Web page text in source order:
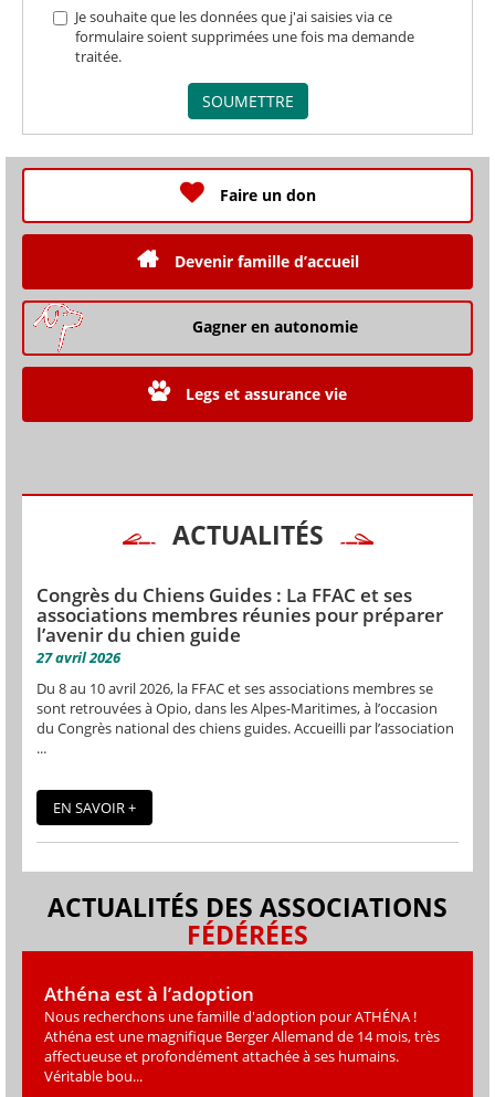
pas
transmettre
mes
tiers.
Je souhaite que les données que j'ai saisies via ce
formulaire soient supprimées une fois ma demande
traitée.
SOUMETTRE
Faire un don
Devenir famille d’accueil
Gagner en autonomie
Legs et assurance vie
ACTUALITÉS
Congrès du Chiens Guides : La FFAC et ses
associations membres réunies pour préparer
l’avenir du chien guide
27 avril 2026
Du 8 au 10 avril 2026, la FFAC et ses associations membres se
sont retrouvées à Opio, dans les Alpes-Maritimes, à l’occasion
du Congrès national des chiens guides. Accueilli par l’association
...
EN SAVOIR +
ACTUALITÉS DES ASSOCIATIONS
FÉDÉRÉES
Athéna est à l’adoption
Nous recherchons une famille d'adoption pour ATHÉNA !
Athéna est une magniﬁque Berger Allemand de 14 mois, très
affectueuse et profondément attachée à ses humains.
Véritable bou...